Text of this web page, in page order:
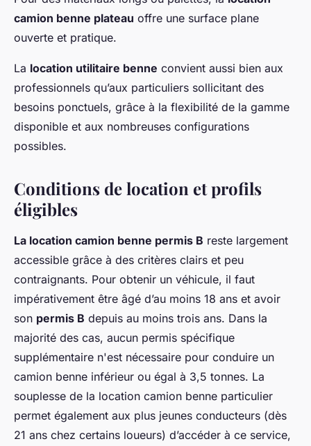
camion benne plateau offre une surface plane
ouverte et pratique.
La location utilitaire benne convient aussi bien aux
professionnels qu’aux particuliers sollicitant des
besoins ponctuels, grâce à la flexibilité de la gamme
disponible et aux nombreuses configurations
possibles.
Conditions de location et profils
éligibles
La location camion benne permis B reste largement
accessible grâce à des critères clairs et peu
contraignants. Pour obtenir un véhicule, il faut
impérativement être âgé d’au moins 18 ans et avoir
son permis B depuis au moins trois ans. Dans la
majorité des cas, aucun permis spécifique
supplémentaire n'est nécessaire pour conduire un
camion benne inférieur ou égal à 3,5 tonnes. La
souplesse de la location camion benne particulier
permet également aux plus jeunes conducteurs (dès
21 ans chez certains loueurs) d’accéder à ce service,